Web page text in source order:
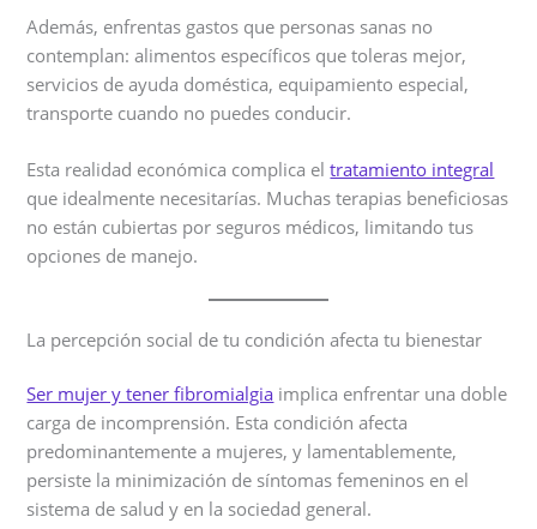
Además, enfrentas gastos que personas sanas no
contemplan: alimentos específicos que toleras mejor,
servicios de ayuda doméstica, equipamiento especial,
transporte cuando no puedes conducir.
Esta realidad económica complica eltratamiento integral
que idealmente necesitarías. Muchas terapias beneficiosas
no están cubiertas por seguros médicos, limitando tus
opciones de manejo.
La percepción social de tu condición afecta tu bienestar
Ser mujer y tener fibromialgia implica enfrentar una doble
carga de incomprensión. Esta condición afecta
predominantemente a mujeres, y lamentablemente,
persiste la minimización de síntomas femeninos en el
sistema de salud y en la sociedad general.